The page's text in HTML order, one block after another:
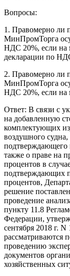
Вопросы:
1. Правомерно ли
МинПромТорга
НДС 20%, если на
декларации по
2. Правомерно ли
МинПромТорга
НДС 20%, если на
Ответ: В связи с
на добавленную
комплектующих
воздушного
подтверждающего
также о праве на
процентов в
подтверждающих
процентов,
решение
проведение
пункту 11.8
Федерации,
сентября 2018 г.
рассматриваются
проведению
документов
хозяйственных